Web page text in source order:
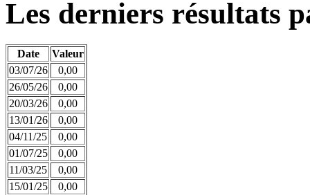
Les derniers résultats
Date
Valeur
03/07/26
0,00
26/05/26
0,00
20/03/26
0,00
13/01/26
0,00
04/11/25
0,00
01/07/25
0,00
11/03/25
0,00
15/01/25
0,00